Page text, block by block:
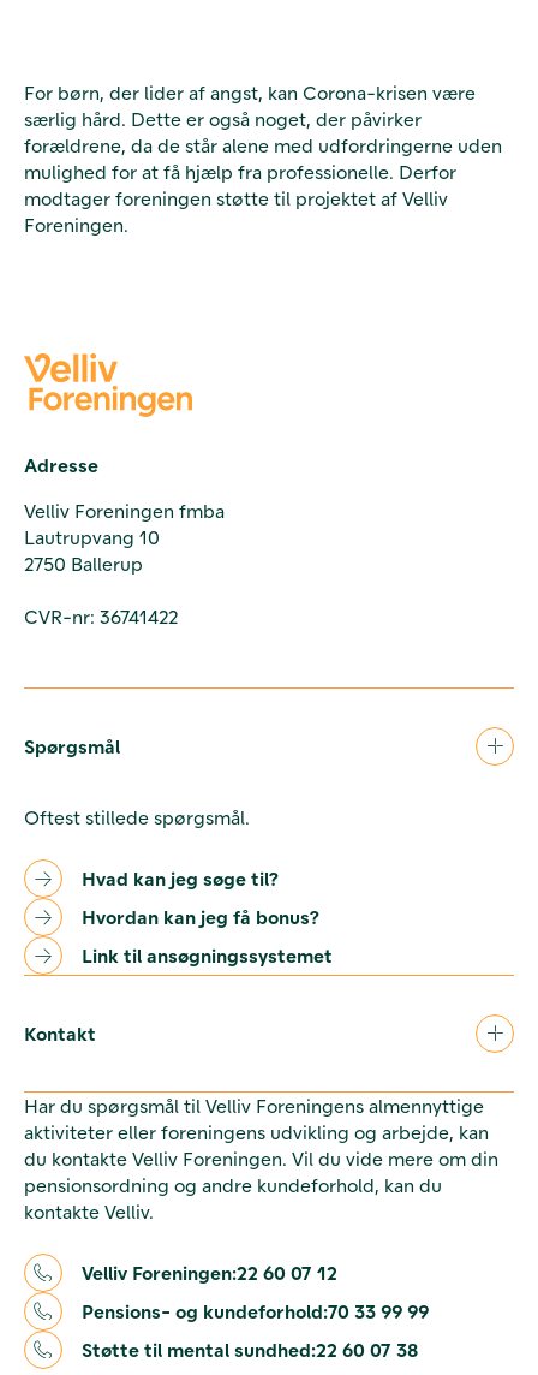
For børn, der lider af angst, kan Corona-krisen være
særlig hård. Dette er også noget, der påvirker
forældrene, da de står alene med udfordringerne uden
mulighed for at få hjælp fra professionelle. Derfor
modtager foreningen støtte til projektet af Velliv
Foreningen.
Adresse
Velliv Foreningen fmba
Lautrupvang 10
2750 Ballerup
CVR-nr: 36741422
Spørgsmål
Oftest stillede spørgsmål.
Hvad kan jeg søge til?
Hvordan kan jeg få bonus?
Link til ansøgningssystemet
Kontakt
Har du spørgsmål til Velliv Foreningens almennyttige
aktiviteter eller foreningens udvikling og arbejde, kan
du kontakte Velliv Foreningen. Vil du vide mere om din
pensionsordning og andre kundeforhold, kan du
kontakte Velliv.
Velliv Foreningen:22 60 07 12
Pensions- og kundeforhold:70 33 99 99
Støtte til mental sundhed:22 60 07 38